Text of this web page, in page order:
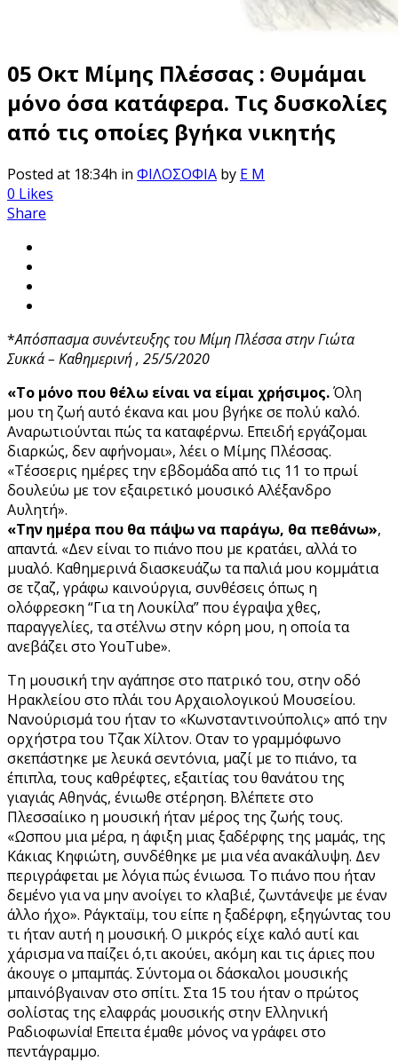
05 Οκτ Μίμης Πλέσσας : Θυμάμαι
μόνο όσα κατάφερα. Τις δυσκολίες
από τις οποίες βγήκα νικητής
Posted at 18:34h in ΦΙΛΟΣΟΦΙΑ by E M
0 Likes
Share
*Απόσπασμα συνέντευξης του Μίμη Πλέσσα στην Γιώτα
Συκκά – Καθημερινή , 25/5/2020
«Το μόνο που θέλω είναι να είμαι χρήσιμος.Όλη
μου τη ζωή αυτό έκανα και μου βγήκε σε πολύ καλό.
Αναρωτιούνται πώς τα καταφέρνω. Επειδή εργάζομαι
διαρκώς, δεν αφήνομαι», λέει ο Μίμης Πλέσσας.
«Τέσσερις ημέρες την εβδομάδα από τις 11 το πρωί
δουλεύω με τον εξαιρετικό μουσικό Αλέξανδρο
Αυλητή».
«Την ημέρα που θα πάψω να παράγω, θα πεθάνω»,
απαντά. «Δεν είναι το πιάνο που με κρατάει, αλλά το
μυαλό. Καθημερινά διασκευάζω τα παλιά μου κομμάτια
σε τζαζ, γράφω καινούργια, συνθέσεις όπως η
ολόφρεσκη “Για τη Λουκίλα” που έγραψα χθες,
παραγγελίες, τα στέλνω στην κόρη μου, η οποία τα
ανεβάζει στο YouTube».
Τη μουσική την αγάπησε στο πατρικό του, στην οδό
Ηρακλείου στο πλάι του Αρχαιολογικού Μουσείου.
Νανούρισμά του ήταν το «Κωνσταντινούπολις» από την
ορχήστρα του Τζακ Χίλτον. Οταν το γραμμόφωνο
σκεπάστηκε με λευκά σεντόνια, μαζί με το πιάνο, τα
έπιπλα, τους καθρέφτες, εξαιτίας του θανάτου της
γιαγιάς Αθηνάς, ένιωθε στέρηση. Βλέπετε στο
Πλεσσαίικο η μουσική ήταν μέρος της ζωής τους.
«Ωσπου μια μέρα, η άφιξη μιας ξαδέρφης της μαμάς, της
Κάκιας Κηφιώτη, συνδέθηκε με μια νέα ανακάλυψη. Δεν
περιγράφεται με λόγια πώς ένιωσα. Το πιάνο που ήταν
δεμένο για να μην ανοίγει το κλαβιέ, ζωντάνεψε με έναν
άλλο ήχο». Ράγκταϊμ, του είπε η ξαδέρφη, εξηγώντας του
τι ήταν αυτή η μουσική. Ο μικρός είχε καλό αυτί και
χάρισμα να παίζει ό,τι ακούει, ακόμη και τις άριες που
άκουγε ο μπαμπάς. Σύντομα οι δάσκαλοι μουσικής
μπαινόβγαιναν στο σπίτι. Στα 15 του ήταν ο πρώτος
σολίστας της ελαφράς μουσικής στην Ελληνική
Ραδιοφωνία! Επειτα έμαθε μόνος να γράφει στο
πεντάγραμμο.